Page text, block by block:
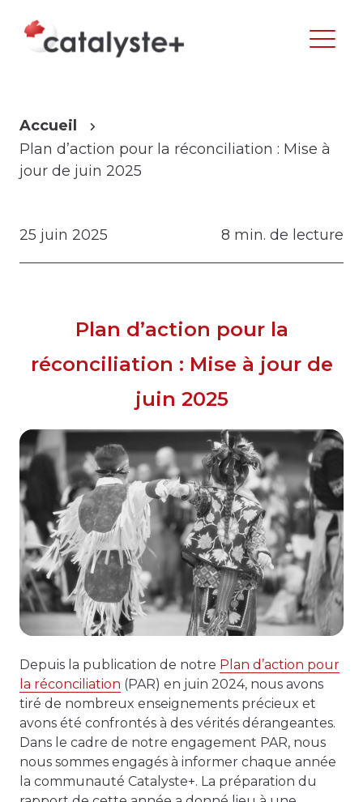
Accueil
Plan d’action pour la réconciliation : Mise à
jour de juin 2025
25 juin 2025 8 min. de lecture
Plan d’action pour la
réconciliation : Mise à jour de
juin 2025
Depuis la publication de notre Plan d’action pour
la réconciliation (PAR) en juin 2024, nous avons
tiré de nombreux enseignements précieux et
avons été confrontés à des vérités dérangeantes.
Dans le cadre de notre engagement PAR, nous
nous sommes engagés à informer chaque année
la communauté Catalyste+. La préparation du